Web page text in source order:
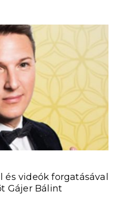
videók forgatásával
Gájer Bálint